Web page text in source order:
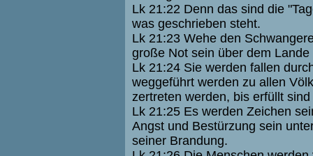
Lk 21:22 Denn das sind die
was geschrieben steht.
Lk 21:23 Wehe den
große Not sein über dem
Lk 21:24 Sie werden fallen
weggeführt werden zu allen
zertreten werden, bis erfüllt
Lk 21:25 Es werden Zeichen
Angst und Bestürzung sein
seiner Brandung.